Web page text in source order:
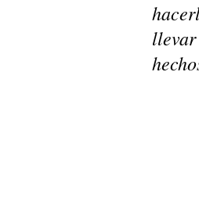
llevar